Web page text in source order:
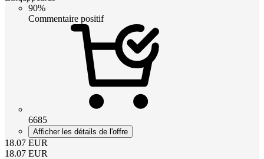
90%
Commentaire positif
6685
Afficher les détails de l'offre
18.07 EUR
18.07 EUR